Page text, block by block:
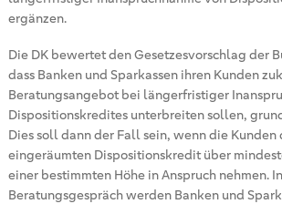
ergänzen.
Die DK bewertet den Gesetzesvorschlag der
dass Banken und Sparkassen ihren Kunden
Beratungsangebot bei längerfristiger
Dispositionskredites unterbreiten sollen,
Dies soll dann der Fall sein, wenn die Kunden
eingeräumten Dispositionskredit über
einer bestimmten Höhe in Anspruch nehmen.
Beratungsgespräch werden Banken und